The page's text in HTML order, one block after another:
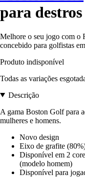
para
Melhore o seu jogo com o
concebido para golfistas
Produto indisponível
Todas as variações
Descrição
A gama Boston Golf para
mulheres e homens.
Novo design
Eixo de grafite
Disponível em 2
(modelo homem)
Disponível para